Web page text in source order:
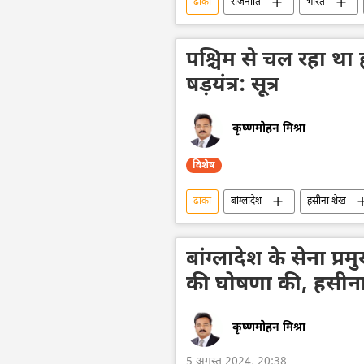
ढाका राजनीति भारत
बांग्लादेश के राष्ट्रपति
हसीना शेख
विदेश मंत्रालय
संसद सदस्य
पश्चिम से चल रहा था
षड़यंत्र: सूत्र
कृष्णमोहन मिश्रा
विशेष
ढाका बांग्लादेश हसीना शेख
दक्षिण एशिया
यूनाइटेड किंगडम
बांग्लादेश के सेना
की घोषणा की,
कृष्णमोहन मिश्रा